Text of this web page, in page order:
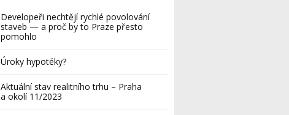
Developeři nechtějí rychlé povolování
staveb — a proč by to Praze přesto
pomohlo
Úroky hypotéky?
Aktuální stav realitního trhu – Praha
a okolí 11/2023